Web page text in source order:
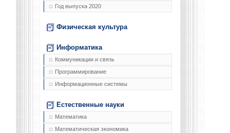
Год выпуска 2020
Физическая культура
Информатика
Коммуникации и связь
Программирование
Информационные системы
Естественные науки
Математика
Математическая экономика